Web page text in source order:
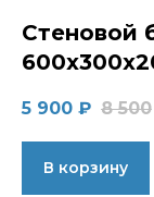
Стеновой
5 900 ₽ 8 500
В корзину